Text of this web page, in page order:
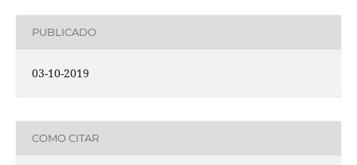
PUBLICADO
03-10-2019
COMO CITAR